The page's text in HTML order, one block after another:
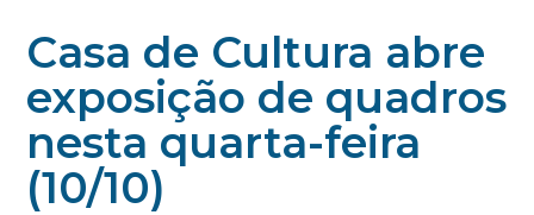
Casa de Cultura abre
exposição de quadros
nesta quarta-feira
(10/10)